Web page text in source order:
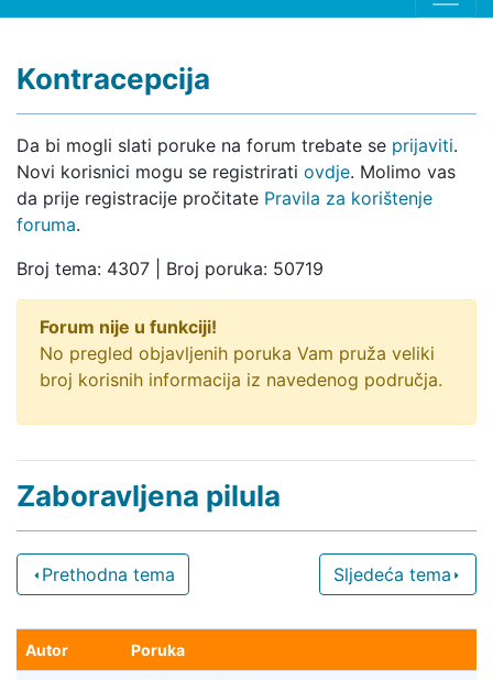
Kontracepcija
Da bi mogli slati poruke na forum trebate se prijaviti.
Novi korisnici mogu se registrirati ovdje. Molimo vas
da prije registracije pročitate Pravila za korištenje
foruma.
Broj tema: 4307 | Broj poruka: 50719
Forum nije u funkciji!
No pregled objavljenih poruka Vam pruža veliki
broj korisnih informacija iz navedenog područja.
Zaboravljena pilula
Prethodna tema Sljedeća tema
Autor Poruka